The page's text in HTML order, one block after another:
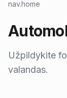
nav.home
Užpildykite
valandas.